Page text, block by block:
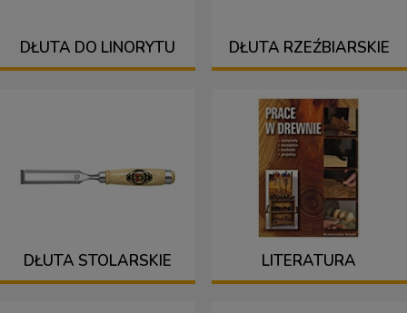
DŁUTA DO LINORYTU DŁUTA RZEŹBIARSKIE
DŁUTA STOLARSKIE LITERATURA